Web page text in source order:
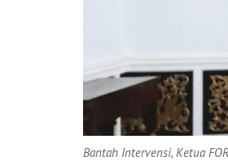
Bantah Intervensi, Ketua